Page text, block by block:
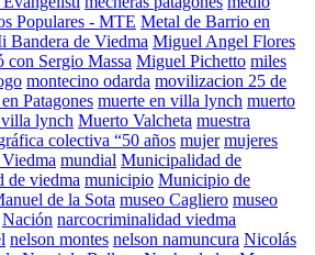
Populares - MTE Metal de Barrio en
Bandera de Viedma Miguel Angel Flores
con Sergio Massa Miguel Pichetto miles
montecino odarda movilizacion 25 de
Patagones muerte en villa lynch muerto
lynch Muerto Valcheta muestra
colectiva “50 años mujer mujeres
mundial Municipalidad de
de viedma municipio Municipio de
de la Sota museo Cagliero museo
Nación narcocriminalidad viedma
nelson montes nelson namuncura Nicolás